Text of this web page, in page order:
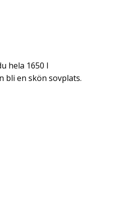
hela 1650 l
bli en skön sovplats.